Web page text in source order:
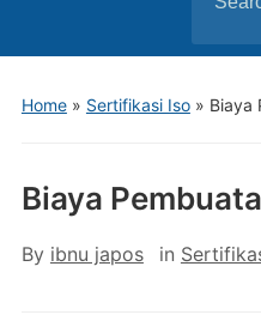
for:
Home» Sertifikasi Iso» Biaya
Biaya
By ibnu japos in